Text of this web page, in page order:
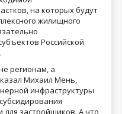
на которых будут
жилищного
Российской
регионам, а
Михаил Мень,
инфраструктуры
застройщиков. А что